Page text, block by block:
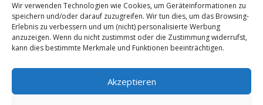
Wir verwenden Technologien wie Cookies, um Geräteinformationen zu
speichern und/oder darauf zuzugreifen. Wir tun dies, um das Browsing-
Erlebnis zu verbessern und um (nicht) personalisierte Werbung
anzuzeigen. Wenn du nicht zustimmst oder die Zustimmung widerrufst,
kann dies bestimmte Merkmale und Funktionen beeinträchtigen.
Akzeptieren